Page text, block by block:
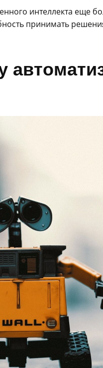
интеллекта еще
принимать